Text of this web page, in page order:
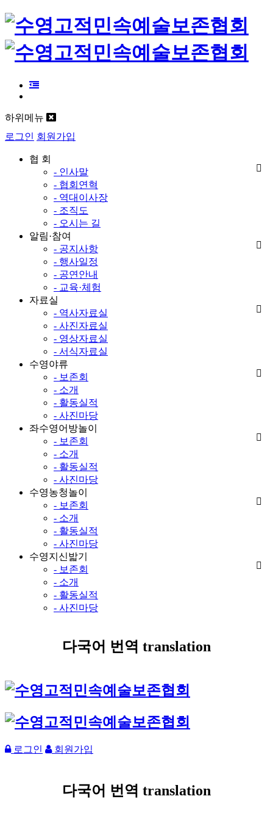
하위메뉴
로그인 회원가입
협 회
- 인사말
- 협회연혁
- 역대이사장
- 조직도
- 오시는 길
알림·참여
- 공지사항
- 행사일정
- 공연안내
- 교육·체험
자료실
- 역사자료실
- 사진자료실
- 영상자료실
- 서식자료실
수영야류
- 보존회
- 소개
- 활동실적
- 사진마당
좌수영어방놀이
- 보존회
- 소개
- 활동실적
- 사진마당
수영농청놀이
- 보존회
- 소개
- 활동실적
- 사진마당
수영지신밟기
- 보존회
- 소개
- 활동실적
- 사진마당
다국어 번역 translation
로그인 회원가입
다국어 번역 translation